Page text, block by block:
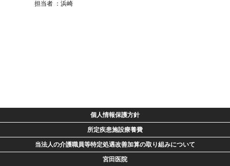
担当者 ：浜崎
個人情報保護方針
所定疾患施設療養費
当法人の介護職員等特定処遇改善加算の取り組みについて
宮田医院